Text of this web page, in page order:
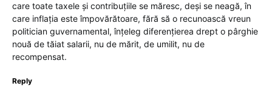
care toate taxele și contribuțiile se măresc, deși se neagă, în
care inflația este împovărătoare, fără să o recunoască vreun
politician guvernamental, înțeleg diferențierea drept o pârghie
nouă de tăiat salarii, nu de mărit, de umilit, nu de
recompensat.
Reply